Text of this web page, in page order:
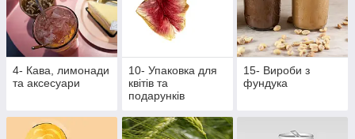
4- Кава, лимонади
та аксесуари
10- Упаковка для
квітів та
подарунків
15- Вироби з
фундука